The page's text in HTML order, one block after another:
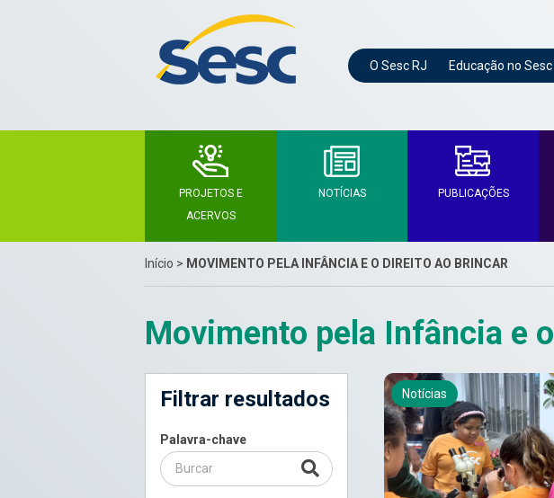
O Sesc RJ Educação no Sesc
PROJETOS E
ACERVOS
NOTÍCIAS PUBLICAÇÕES
Início > MOVIMENTO PELA INFÂNCIA E O DIREITO AO BRINCAR
Movimento pela Infância e
Filtrar resultados
Palavra-chave
Notícias